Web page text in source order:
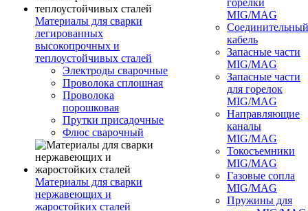
Материалы для сварки
легированных
высокопрочных и
теплоустойчивых сталей
Электроды сварочные
Проволока сплошная
Проволока
порошковая
Прутки присадочные
Флюс сварочный
Материалы для сварки
нержавеющих и
жаростойких сталей
горелки
MIG/MAG
Соединительный
кабель
Запасные части
MIG/MAG
Запасные части
для горелок
MIG/MAG
Направляющие
каналы
MIG/MAG
Токосъемники
MIG/MAG
Газовые сопла
MIG/MAG
Пружины для